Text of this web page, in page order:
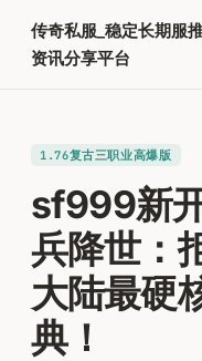
内
传奇私服_稳定长期服
资讯分享平台
1.76复古三职业高爆版
sf999新
兵降世：
大陆最硬
典！